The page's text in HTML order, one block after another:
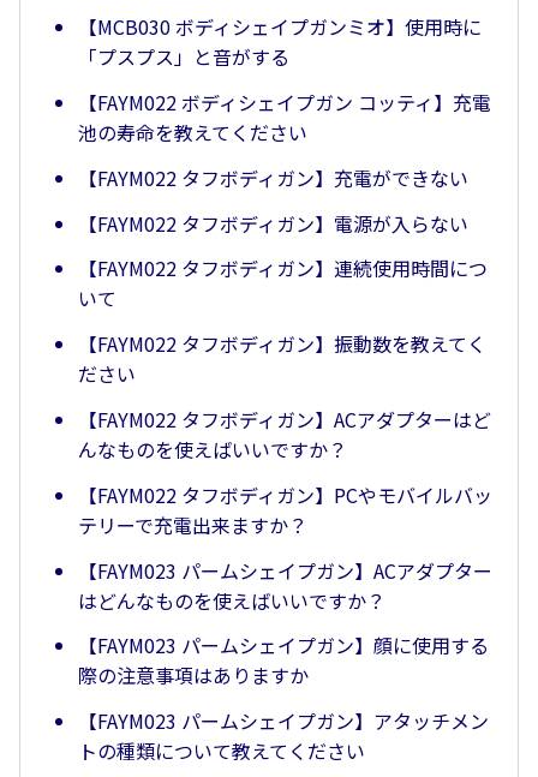
【MCB030 ボディシェイプガンミオ】使用時に
「プスプス」と音がする
【FAYM022 ボディシェイプガン コッティ】充電
池の寿命を教えてください
【FAYM022 タフボディガン】充電ができない
【FAYM022 タフボディガン】電源が入らない
【FAYM022 タフボディガン】連続使用時間につ
いて
【FAYM022 タフボディガン】振動数を教えてく
ださい
【FAYM022 タフボディガン】ACアダプターはど
んなものを使えばいいですか？
【FAYM022 タフボディガン】PCやモバイルバッ
テリーで充電出来ますか？
【FAYM023 パームシェイプガン】ACアダプター
はどんなものを使えばいいですか？
【FAYM023 パームシェイプガン】顔に使用する
際の注意事項はありますか
【FAYM023 パームシェイプガン】アタッチメン
トの種類について教えてください